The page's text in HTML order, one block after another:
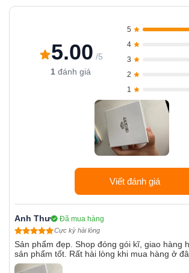
5.00 /5
1 đánh giá
5
4
3
2
1
Viết đánh giá
Anh Thư Đã mua hàng
Cực kỳ hài lòng
Sản phẩm đẹp. Shop đóng gói kĩ, giao hàng
sản phẩm tốt. Rất hài lòng khi mua hàng ở